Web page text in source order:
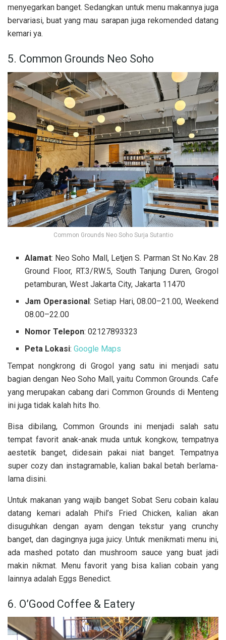
menyegarkan banget. Sedangkan untuk menu makannya juga
bervariasi, buat yang mau sarapan juga rekomended datang
kemari ya.
5. Common Grounds Neo Soho
Common Grounds Neo Soho Surja Sutantio
Alamat: Neo Soho Mall, Letjen S. Parman St No.Kav. 28
Ground Floor, RT.3/RW.5, South Tanjung Duren, Grogol
petamburan, West Jakarta City, Jakarta 11470
Jam Operasional: Setiap Hari, 08.00–21.00, Weekend
08.00–22.00
Nomor Telepon: 02127893323
Peta Lokasi:Google Maps
Tempat nongkrong di Grogol yang satu ini menjadi satu
bagian dengan Neo Soho Mall, yaitu Common Grounds. Cafe
yang merupakan cabang dari Common Grounds di Menteng
ini juga tidak kalah hits lho.
Bisa dibilang, Common Grounds ini menjadi salah satu
tempat favorit anak-anak muda untuk kongkow, tempatnya
aestetik banget, didesain pakai niat banget. Tempatnya
super cozy dan instagramable, kalian bakal betah berlama-
lama disini.
Untuk makanan yang wajib banget Sobat Seru cobain kalau
datang kemari adalah Phil’s Fried Chicken, kalian akan
disuguhkan dengan ayam dengan tekstur yang crunchy
banget, dan dagingnya juga juicy. Untuk menikmati menu ini,
ada mashed potato dan mushroom sauce yang buat jadi
makin nikmat. Menu favorit yang bisa kalian cobain yang
lainnya adalah Eggs Benedict.
6. O’Good Coffee & Eatery